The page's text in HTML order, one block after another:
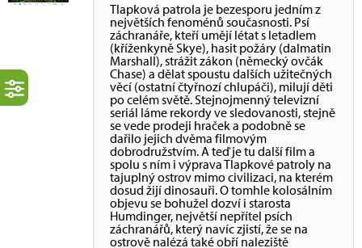
Tlapková patrola je bezesporu jedním z
největších fenoménů současnosti. Psí
záchranáře, kteří umějí létat s letadlem
(kříženkyně Skye), hasit požáry (dalmatin
Marshall), strážit zákon (německý ovčák
Chase) a dělat spoustu dalších užitečných
věcí (ostatní čtyřnozí chlupáči), milují děti
po celém světě. Stejnojmenný televizní
seriál láme rekordy ve sledovanosti, stejně
se vede prodeji hraček a podobně se
dařilo jejich dvěma filmovým
dobrodružstvím. A teď je tu další film a
spolu s ním i výprava Tlapkové patroly na
tajuplný ostrov mimo civilizaci, na kterém
dosud žijí dinosauři. O tomhle kolosálním
objevu se bohužel dozví i starosta
Humdinger, největší nepřítel psích
záchranářů, který navíc zjistí, že se na
ostrově nalézá také obří naleziště